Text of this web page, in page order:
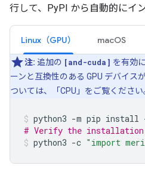
行して、PyPI から自動的にイ
Linux（GPU） macOS
注: 追加の [and-cuda] を有効
ーンと互換性のある GPU デバイス
ついては、「CPU」をご覧ください
python3 -m pip install
# Verify the
python3 -c "import